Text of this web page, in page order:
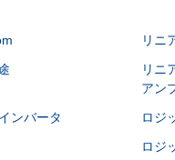
リニ
リニ
アン
ンバータ ロジ
ロジ